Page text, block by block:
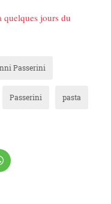
quelques jours du
Passerini
Passerini pasta